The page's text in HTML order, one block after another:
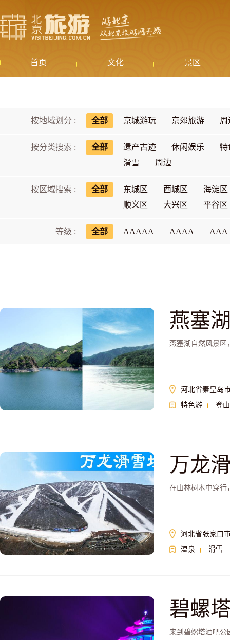
首页 文化 景区
按地域划分 : 全部 京城游玩 京郊旅游 周
按分类搜索 : 全部 遗产古迹 休闲娱乐
特
滑雪
周边
按区域搜索 : 全部 东城区 西城区
海淀区
顺义区
大兴区 平谷区
等级 : 全部 AAAAA AAAA AAA
燕塞
燕塞湖自然风景区
河北省秦皇岛
特色游
登山
万龙
在山林树木中穿行
河北省张家口
温泉
滑雪
碧螺
来到碧螺塔酒吧公